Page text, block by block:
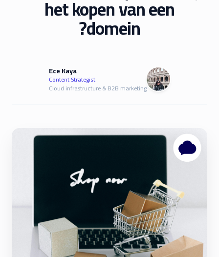
het kopen van een
domein?
Ece Kaya
Content Strategist
Cloud infrastructure & B2B marketing